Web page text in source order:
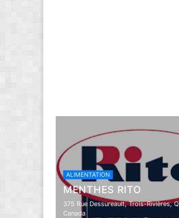
ALIMENTATION
MENTHES RITO
375 Rue Dessureault, Trois-Rivières,
Canada